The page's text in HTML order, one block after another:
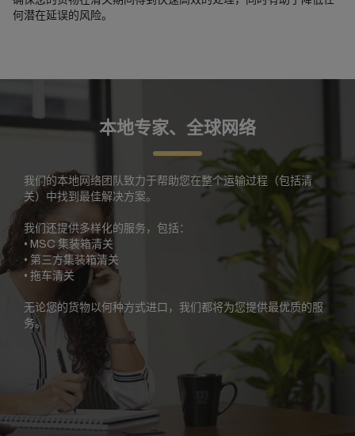
何潜在延误的风险。
本地专家、全球网络
我们的本地网络团队致力于帮助您在整个运输过程（包括清
关）中找到最佳解决方案。
我们还提供多样化的服务，包括：
• MSC 集装箱清关
• 第三方集装箱清关
• 拖车清关
无论您的货物以何种方式进口，我们都将为您提供最优质的服
务。